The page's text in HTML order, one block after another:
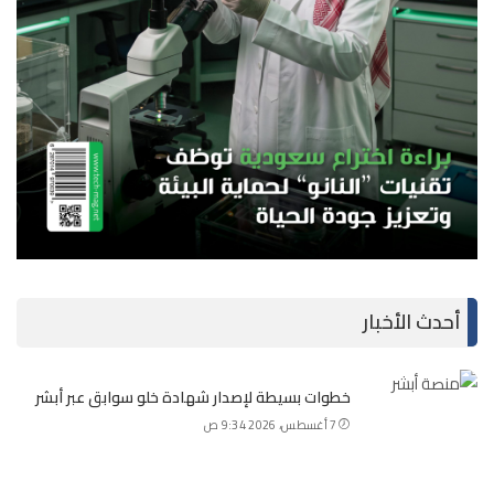
أحدث الأخبار
خطوات بسيطة لإصدار شهادة خلو سوابق عبر أبشر
7 أغسطس، 2026 9:34 ص